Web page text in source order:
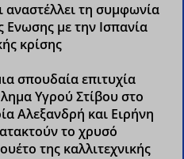
αναστέλλει τη συμφωνία
Ενωσης με την Ισπανία
κρίσης
σπουδαία επιτυχία
Υγρού Στίβου στο
Αλεξανδρή και Ειρήνη
το χρυσό
της καλλιτεχνικής